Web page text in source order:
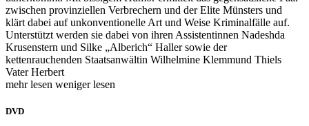
zwischen provinziellen Verbrechern und der Elite Münsters und
klärt dabei auf unkonventionelle Art und Weise Kriminalfälle auf.
Unterstützt werden sie dabei von ihren Assistentinnen Nadeshda
Krusenstern und Silke „Alberich“ Haller sowie der
kettenrauchenden Staatsanwältin Wilhelmine Klemmund Thiels
Vater Herbert
mehr lesen weniger lesen
DVD